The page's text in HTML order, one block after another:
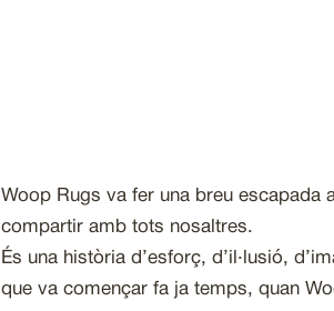
Woop Rugs va fer una breu escapada
compartir amb tots nosaltres.
És una història d’esforç, d’il·lusió,
que va començar fa ja temps, quan